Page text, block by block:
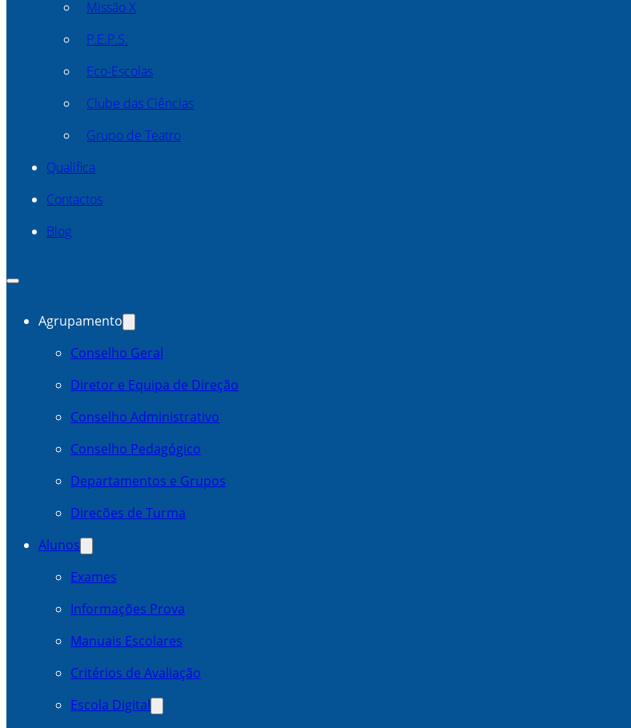
Missão X
P.E.P.S.
Eco-Escolas
Clube das Ciências
Grupo de Teatro
Qualifica
Contactos
Blog
Agrupamento
Conselho Geral
Diretor e Equipa de Direção
Conselho Administrativo
Conselho Pedagógico
Departamentos e Grupos
Direcões de Turma
Alunos
Exames
Informações Prova
Manuais Escolares
Critérios de Avaliação
Escola Digital